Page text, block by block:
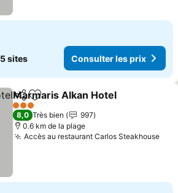
5 sites Consulter les prix
PartagerAjouter à mes favoris
Marmaris Alkan Hotel
3 Étoiles
8,0 Très bien
997
0.6 km de la plage
Accès au restaurant Carlos Steakhouse